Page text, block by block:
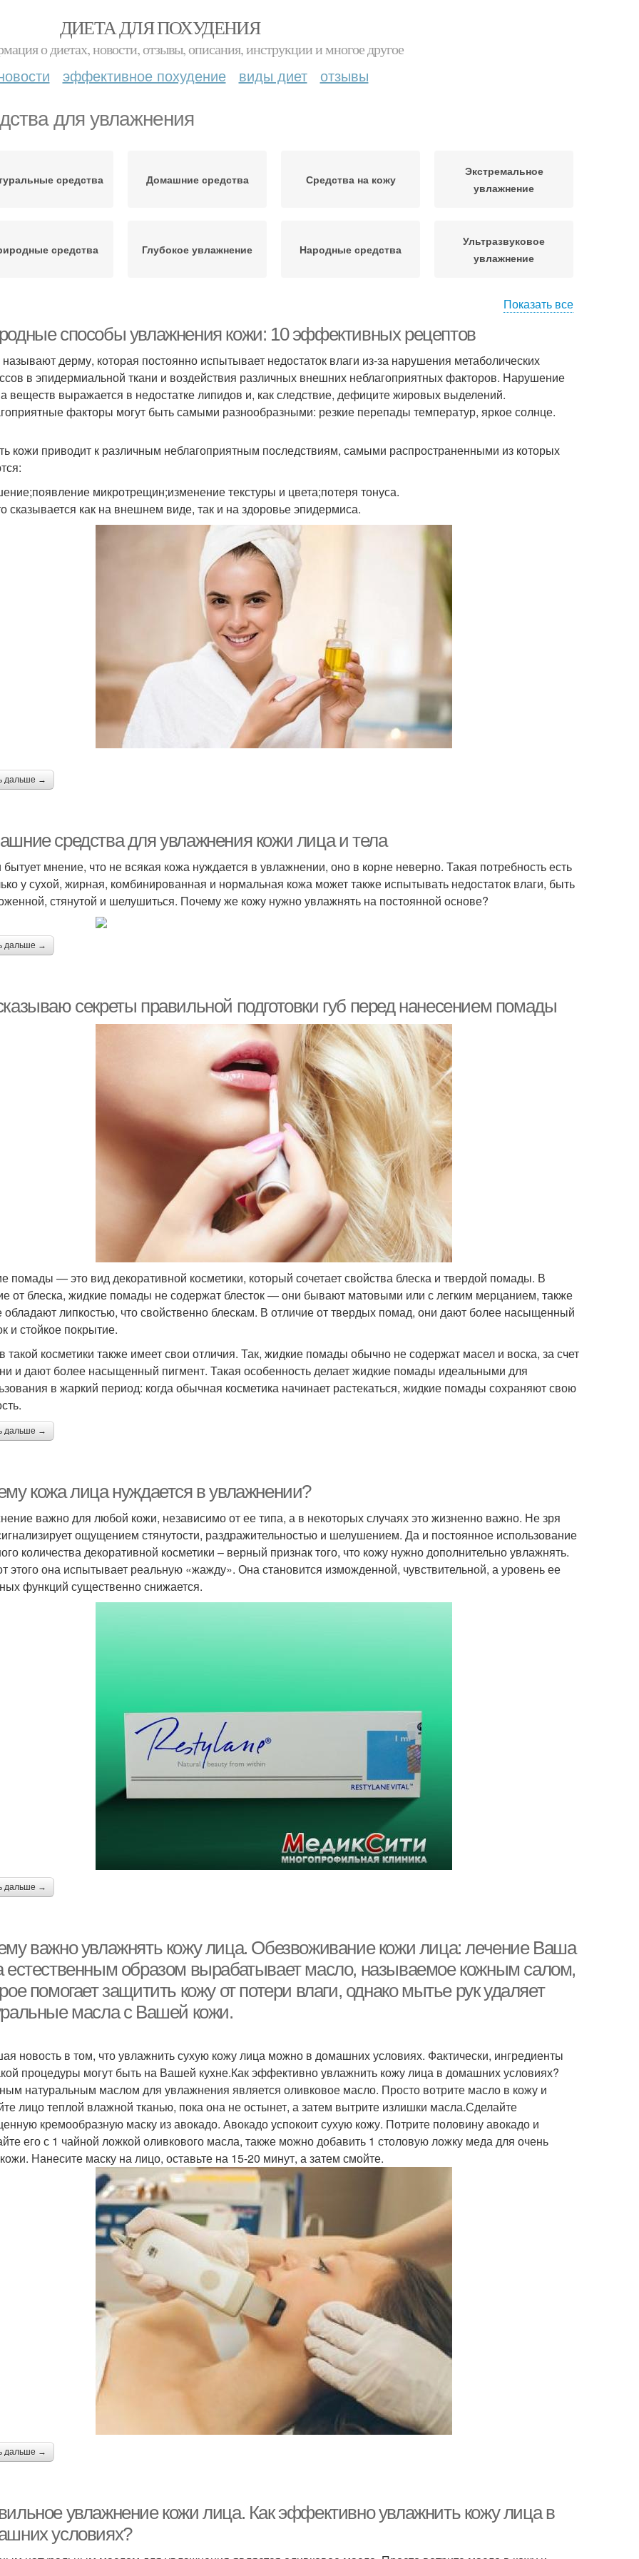
ДИЕТА ДЛЯ ПОХУДЕНИЯ
о диетах, новости, отзывы, описания, инструкции и многое другое
эффективное похудение виды диет отзывы
для увлажнения
средства Домашние средства Средства на кожу
Экстремальное
увлажнение
средства Глубокое увлажнение Народные средства
Ультразвуковое
увлажнение
увлажнение
средства
для ухода
Средства с
гиалуроновой кислотой
Средства от дряблой
кожи
Средства для
проблемной кожи
для лица Средства для красоты
Средства от глубоких
Экстренное увлажнение
для упругости Маски для увлажнения
Показать все
способы увлажнения кожи: 10 эффективных рецептов
дерму, которая постоянно испытывает недостаток влаги из-за нарушения метаболических
в эпидермиальной ткани и воздействия различных внешних неблагоприятных факторов. Нарушение
веществ выражается в недостатке липидов и, как следствие, дефиците жировых выделений.
факторы могут быть самыми разнообразными: резкие перепады температур, яркое солнце.
кожи приводит к различным неблагоприятным последствиям, самыми распространенными из которых
микротрещин;изменение текстуры и цвета;потеря тонуса.
сказывается как на внешнем виде, так и на здоровье эпидермиса.
дальше →
средства для увлажнения кожи лица и тела
бытует мнение, что не всякая кожа нуждается в увлажнении, оно в корне неверно. Такая потребность есть
у сухой, жирная, комбинированная и нормальная кожа может также испытывать недостаток влаги, быть
стянутой и шелушиться. Почему же кожу нужно увлажнять на постоянной основе?
дальше →
секреты правильной подготовки губ перед нанесением помады
помады — это вид декоративной косметики, который сочетает свойства блеска и твердой помады. В
от блеска, жидкие помады не содержат блесток — они бывают матовыми или с легким мерцанием, также
обладают липкостью, что свойственно блескам. В отличие от твердых помад, они дают более насыщенный
и стойкое покрытие.
такой косметики также имеет свои отличия. Так, жидкие помады обычно не содержат масел и воска, за счет
и дают более насыщенный пигмент. Такая особенность делает жидкие помады идеальными для
в жаркий период: когда обычная косметика начинает растекаться, жидкие помады сохраняют свою
дальше →
кожа лица нуждается в увлажнении?
важно для любой кожи, независимо от ее типа, а в некоторых случаях это жизненно важно. Не зря
ощущением стянутости, раздражительностью и шелушением. Да и постоянное использование
количества декоративной косметики – верный признак того, что кожу нужно дополнительно увлажнять.
этого она испытывает реальную «жажду». Она становится изможденной, чувствительной, а уровень ее
функций существенно снижается.
дальше →
важно увлажнять кожу лица. Обезвоживание кожи лица: лечение Ваша
естественным образом вырабатывает масло, называемое кожным салом,
помогает защитить кожу от потери влаги, однако мытье рук удаляет
масла с Вашей кожи.
новость в том, что увлажнить сухую кожу лица можно в домашних условиях. Фактически, ингредиенты
процедуры могут быть на Вашей кухне.Как эффективно увлажнить кожу лица в домашних условиях?
натуральным маслом для увлажнения является оливковое масло. Просто вотрите масло в кожу и
лицо теплой влажной тканью, пока она не остынет, а затем вытрите излишки масла.Сделайте
кремообразную маску из авокадо. Авокадо успокоит сухую кожу. Потрите половину авокадо и
его с 1 чайной ложкой оливкового масла, также можно добавить 1 столовую ложку меда для очень
Нанесите маску на лицо, оставьте на 15-20 минут, а затем смойте.
дальше →
увлажнение кожи лица. Как эффективно увлажнить кожу лица в
условиях?